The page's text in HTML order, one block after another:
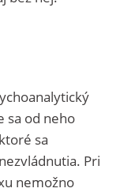
sa od neho
sa
Pri
nemožno